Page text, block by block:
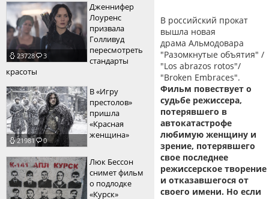
пїЅпїЅпїЅ пїЅпїЅпїЅпїЅпїЅ
пїЅпїЅпїЅ пїЅпїЅпїЅпїЅпїЅпїЅ
пїЅпїЅпїЅпїЅпїЅ
пїЅпїЅпїЅпїЅпїЅпїЅпїЅпїЅпїЅпїЅ
23728 3
Дженнифер
Лоуренс
призвала
Голливуд
пересмотреть
стандарты
красоты
21981 0
В «Игру
престолов»
пришла
«Красная
женщина»
Люк Бессон
снимет фильм
о подлодке
«Курск»
В российский прокат
вышла новая
драма Альмодовара
"Разомкнутые объятия" /
"Los abrazos rotos"/
"Broken Embraces".
Фильм повествует о
судьбе режиссера,
потерявшего в
автокатастрофе
любимую женщину и
зрение, потерявшего
свое последнее
режиссерское творение
и отказавшегося от
своего имени. Но если